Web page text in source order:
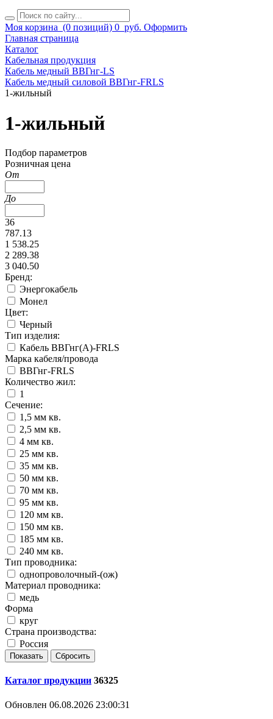
Моя корзина (0 позиций) 0 руб. Оформить
Главная страница
Каталог
Кабельная продукция
Кабель медный ВВГнг-LS
Кабель медный силовой ВВГнг-FRLS
1-жильный
1-жильный
Подбор параметров
Розничная цена
От
До
36
787.13
1 538.25
2 289.38
3 040.50
Бренд:
Энергокабель
Монел
Цвет:
Черный
Тип изделия:
Кабель ВВГнг(А)-FRLS
Марка кабеля/провода
ВВГнг-FRLS
Количество жил:
1
Сечение:
1,5 мм кв.
2,5 мм кв.
4 мм кв.
25 мм кв.
35 мм кв.
50 мм кв.
70 мм кв.
95 мм кв.
120 мм кв.
150 мм кв.
185 мм кв.
240 мм кв.
Тип проводника:
однопроволочный-(ож)
Материал проводника:
медь
Форма
круг
Страна производства:
Россия
Каталог продукции 36325
Обновлен 06.08.2026 23:00:31